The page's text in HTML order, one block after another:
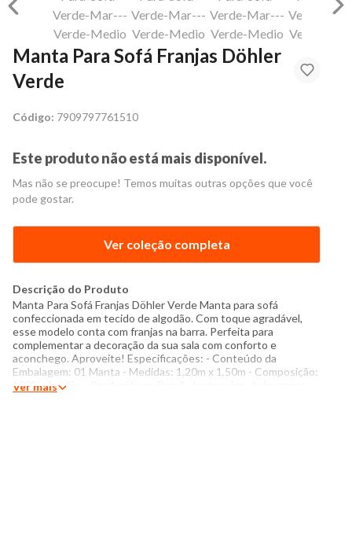
Manta Para Sofá Franjas Döhler
Verde
Código: 7909797761510
Este produto não está mais disponível.
Mas não se preocupe! Temos muitas outras opções que você
pode gostar.
Ver coleção completa
Descrição do Produto
Manta Para Sofá Franjas Döhler Verde Manta para sofá
confeccionada em tecido de algodão. Com toque agradável,
esse modelo conta com franjas na barra. Perfeita para
complementar a decoração da sua sala com conforto e
aconchego. Aproveite! Especificações: - Conteúdo da
Embalagem: 01 Manta - Medidas: 1,20m x 1,50m - Composição:
100% algodão - Produzido no Brasil - Instruções de lavagem:
Ver mais